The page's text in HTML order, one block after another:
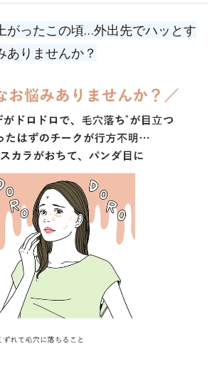
がったこの頃…外出先でハッとす
ありませんか？